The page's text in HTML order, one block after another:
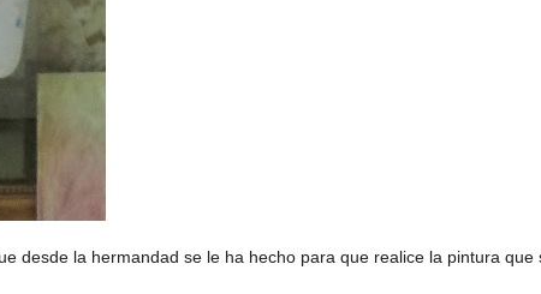
desde la hermandad se le ha hecho para que realice la pintura